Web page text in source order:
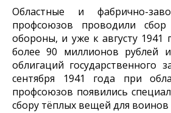
Областные и фабрично-
профсоюзов проводили
обороны, и уже к августу 1941
более 90 миллионов рублей
облигаций государственного
сентября 1941 года при
профсоюзов появились
сбору тёплых вещей для